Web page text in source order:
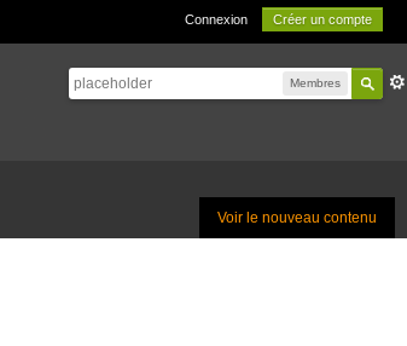
Connexion Créer un compte
Membres
Voir le nouveau contenu